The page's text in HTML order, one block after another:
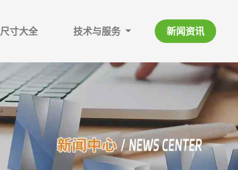
尺寸大全 技术与服务 新闻资讯